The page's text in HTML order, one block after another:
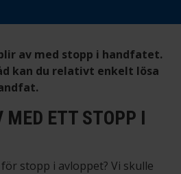
av med stopp i handfatet.
kan du relativt enkelt lösa
MED ETT STOPP I
stopp i avloppet? Vi skulle